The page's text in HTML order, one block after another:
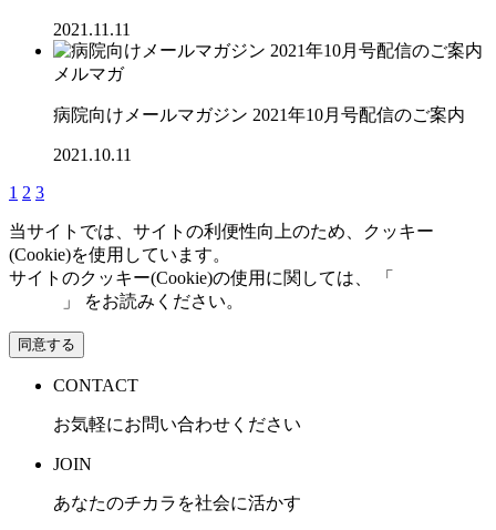
2021.11.11
メルマガ
病院向けメールマガジン 2021年10月号配信のご案内
2021.10.11
1 2 3
当サイトでは、サイトの利便性向上のため、クッキー
(Cookie)を使用しています。
サイトのクッキー(Cookie)の使用に関しては、 「
」 をお読みください。
同意する
CONTACT
お気軽にお問い合わせください
JOIN
あなたのチカラを社会に活かす